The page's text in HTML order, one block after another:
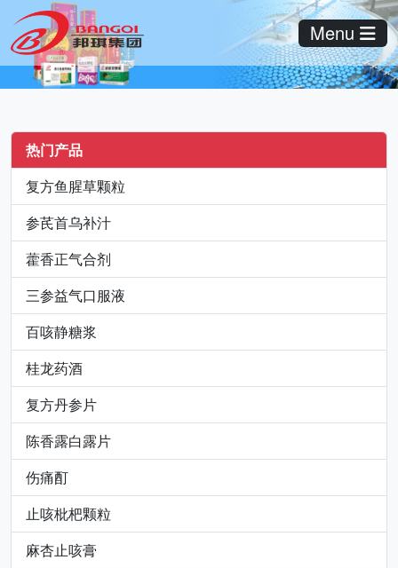
Menu
热门产品
复方鱼腥草颗粒
参芪首乌补汁
藿香正气合剂
三参益气口服液
百咳静糖浆
桂龙药酒
复方丹参片
陈香露白露片
伤痛酊
止咳枇杷颗粒
麻杏止咳膏